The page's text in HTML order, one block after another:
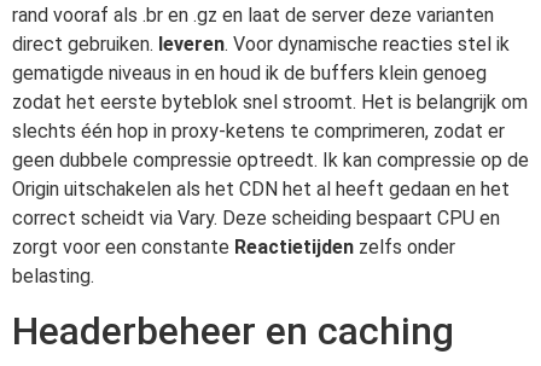
rand vooraf als .br en .gz en laat de server deze varianten
direct gebruiken. leveren. Voor dynamische reacties stel ik
gematigde niveaus in en houd ik de buffers klein genoeg
zodat het eerste byteblok snel stroomt. Het is belangrijk om
slechts één hop in proxy-ketens te comprimeren, zodat er
geen dubbele compressie optreedt. Ik kan compressie op de
Origin uitschakelen als het CDN het al heeft gedaan en het
correct scheidt via Vary. Deze scheiding bespaart CPU en
zorgt voor een constante Reactietijden zelfs onder
belasting.
Headerbeheer en caching